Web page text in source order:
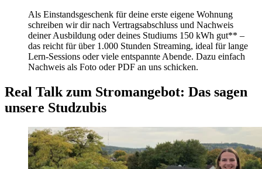
Als Einstandsgeschenk für deine erste eigene Wohnung
schreiben wir dir nach Vertragsabschluss und Nachweis
deiner Ausbildung oder deines Studiums 150 kWh gut** –
das reicht für über 1.000 Stunden Streaming, ideal für lange
Lern-Sessions oder viele entspannte Abende. Dazu einfach
Nachweis als Foto oder PDF an uns schicken.
Real Talk zum Stromangebot: Das sagen
unsere Studzubis